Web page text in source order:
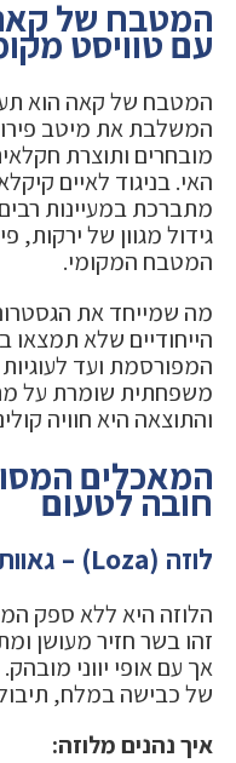
המטבח של
עם טוויסט
המטבח של קאה הוא
המשלבת את מיטב
מובחרים ותוצרת
האי. בניגוד לאיים
מתברכת במעיינות
גידול מגוון של ירקות,
המטבח המקומי.
מה שמייחד את
הייחודיים שלא תמצאו
המפורסמת ועד
משפחתית שומרת על
והתוצאה היא חוויה
המאכלים
חובה לטעום
לוזה (Loza) – גאוות האי
הלוזה היא ללא ספק
זהו בשר חזיר מעושן
אך עם אופי יווני
של כבישה במלח, תיבול
איך נהנים מלוזה: